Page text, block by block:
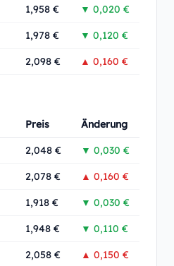
1,958 € ▼ 0,020 €
1,978 € ▼ 0,120 €
2,098 € ▲ 0,160 €
Preis Änderung
2,048 € ▼ 0,030 €
2,078 € ▲ 0,160 €
1,918 € ▼ 0,030 €
1,948 € ▼ 0,110 €
2,058 € ▲ 0,150 €